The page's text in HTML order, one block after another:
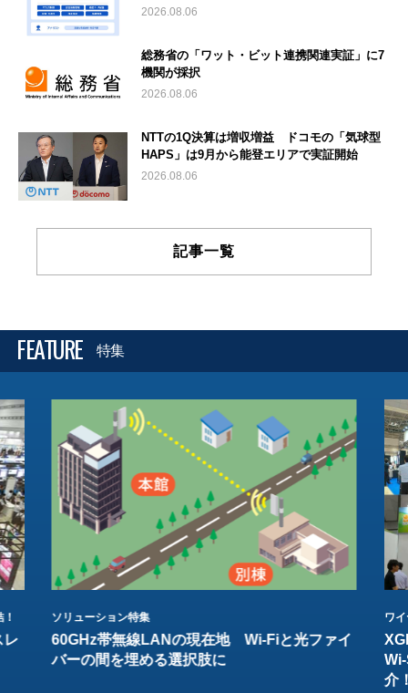
2026.08.06
総務省の「ワット・ビット連携関連実証」に7
機関が採択
2026.08.06
NTTの1Q決算は増収増益 ドコモの「気球型
HAPS」は9月から能登エリアで実証開始
2026.08.06
記事一覧
FEATURE 特集
レ
ソリューション特集
60GHz帯無線LANの現在地 Wi-Fiと光ファイ
バーの間を埋める選択肢に
ワ
介